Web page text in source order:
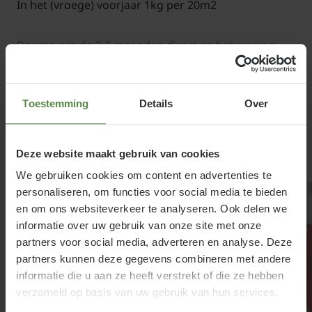
Toestemming Details Over
Deze website maakt gebruik van cookies
We gebruiken cookies om content en advertenties te
personaliseren, om functies voor social media te bieden
en om ons websiteverkeer te analyseren. Ook delen we
informatie over uw gebruik van onze site met onze
partners voor social media, adverteren en analyse. Deze
partners kunnen deze gegevens combineren met andere
informatie die u aan ze heeft verstrekt of die ze hebben
verzameld op basis van uw gebruik van hun services.
In het (vroege) voorjaar 1kg per 20m2
Daarna om de 2-3 maanden direct na het maaien
Moestuin:
Tijdens de groei 1kg per 35m2
Fruitbomen:
1 kg per 15m2
Lees meer
Gerelateerde producten